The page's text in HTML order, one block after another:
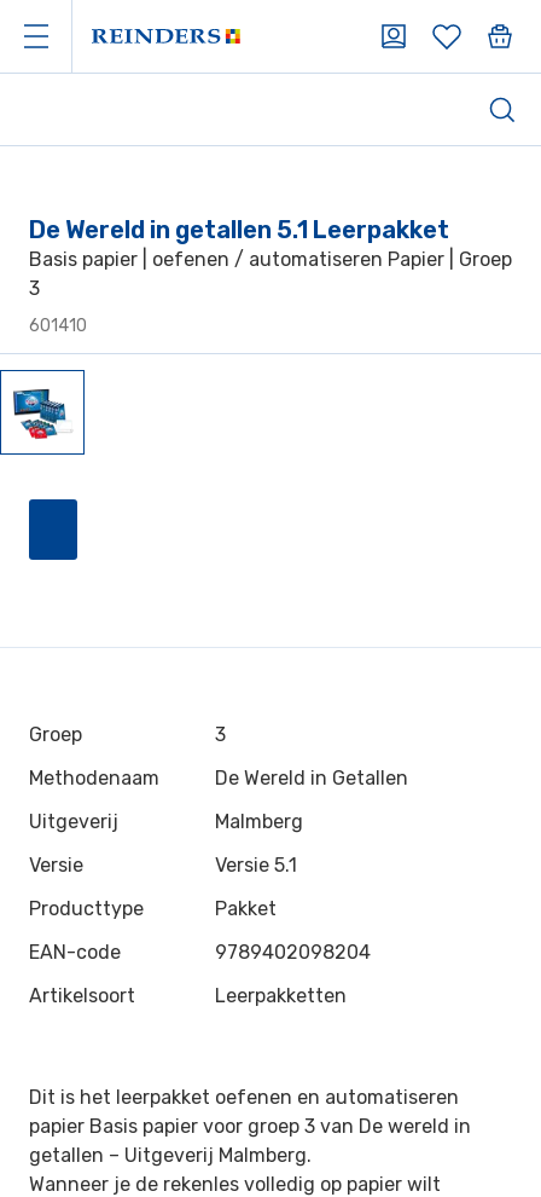
De Wereld in getallen 5.1 Leerpakket
Basis papier | oefenen / automatiseren Papier | Groep
3
601410
Groep
3
Methodenaam
De Wereld in Getallen
Uitgeverij
Malmberg
Versie
Versie 5.1
Producttype
Pakket
EAN-code
9789402098204
Artikelsoort
Leerpakketten
Dit is het leerpakket oefenen en automatiseren
papier Basis papier voor groep 3 van De wereld in
getallen – Uitgeverij Malmberg.
Wanneer je de rekenles volledig op papier wilt